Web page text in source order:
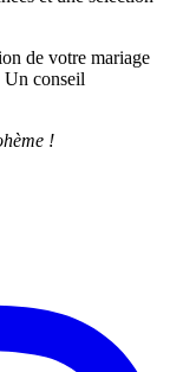
de votre mariage
Un conseil
!